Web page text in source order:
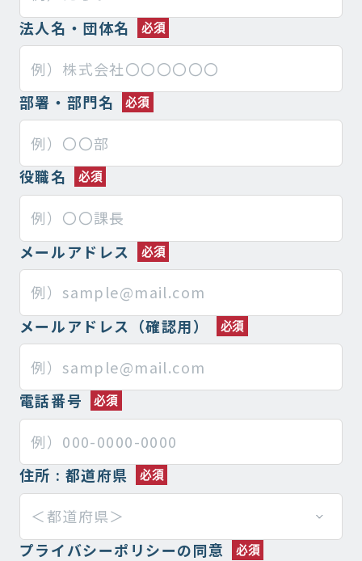
法人名・団体名
部署・部門名
役職名
メールアドレス
メールアドレス（確認用）
電話番号
住所 : 都道府県
プライバシーポリシーの同意